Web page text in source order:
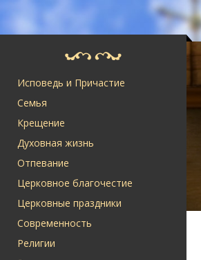
Исповедь и Причастие
Семья
Крещение
Духовная жизнь
Отпевание
Церковное благочестие
Церковные праздники
Современность
Религии